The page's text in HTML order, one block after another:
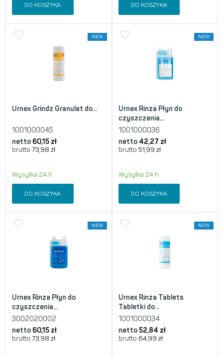
DO KOSZYKA DO KOSZYKA
NEW
Urnex Grindz Granulat do...
1001000045
netto 60,15 zł
brutto 73,98 zł
Wysyłka 24 h
DO KOSZYKA
NEW
Urnex Rinza Płyn do
czyszczenia...
1001000036
netto 42,27 zł
brutto 51,99 zł
Wysyłka 24 h
DO KOSZYKA
NEW
Urnex Rinza Płyn do
czyszczenia...
3002020002
netto 60,15 zł
brutto 73,98 zł
NEW
Urnex Rinza Tablets
Tabletki do...
1001000034
netto 52,84 zł
brutto 64,99 zł